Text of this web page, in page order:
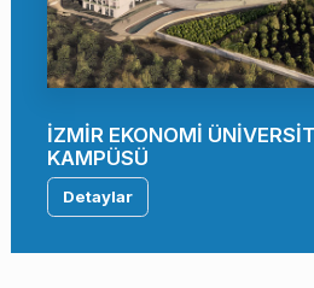
İZMİR EKONOMİ
KAMPÜSÜ
Detaylar